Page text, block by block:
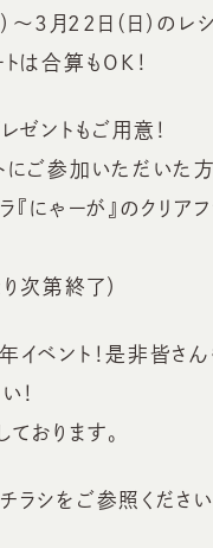
～3月22日（日）のレ
は合算もOK！
ゼントもご用意！
にご参加いただいた
『にゃーが』のクリア
次第終了）
イベント！是非皆さ
！
おります。
シをご参照ください